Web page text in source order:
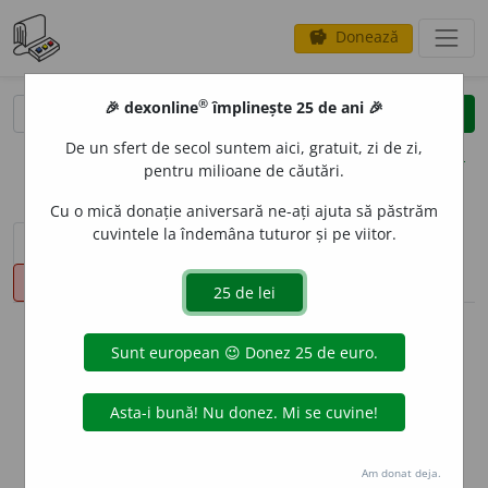
savings Donează
clear
opțiuni
sinteza definițiilor (1) definiții (15)
declinări
info
Aceste definiții sunt compilate de
echipa dexonline. Definițiile
originale se află pe filadefiniții.
Puteți reordona filele pe pagina de
🎉 dexonline® împlinește 25 de ani 🎉
De un sfert de secol suntem aici, gratuit, zi de zi,
pentru milioane de căutări.
Cu o mică donație aniversară ne-ați ajuta să păstrăm
cuvintele la îndemâna tuturor și pe viitor.
Am donat deja.